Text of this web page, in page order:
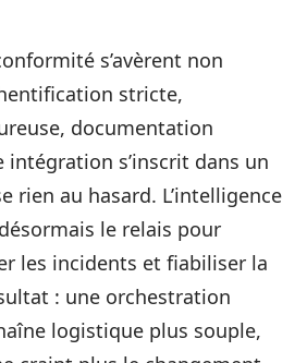
s’avèrent non
stricte,
documentation
intégration s’inscrit dans un
rien au hasard. L’intelligence
le relais pour
les incidents et fiabiliser la
: une orchestration
logistique plus souple,